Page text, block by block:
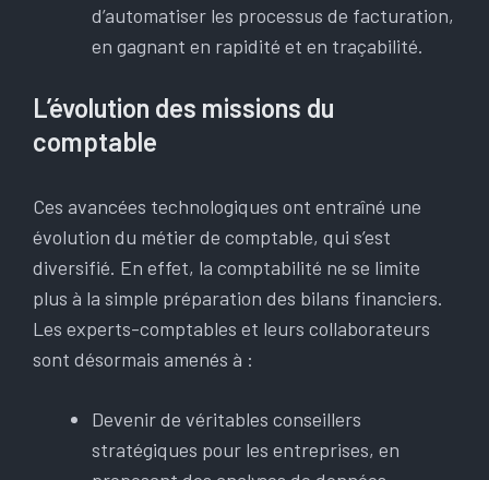
d’automatiser les processus de facturation,
en gagnant en rapidité et en traçabilité.
L’évolution des missions du
comptable
Ces avancées technologiques ont entraîné une
évolution du métier de comptable, qui s’est
diversifié. En effet, la comptabilité ne se limite
plus à la simple préparation des bilans financiers.
Les experts-comptables et leurs collaborateurs
sont désormais amenés à :
Devenir de véritables conseillers
stratégiques pour les entreprises, en